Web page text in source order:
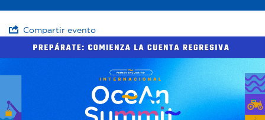
Compartir evento